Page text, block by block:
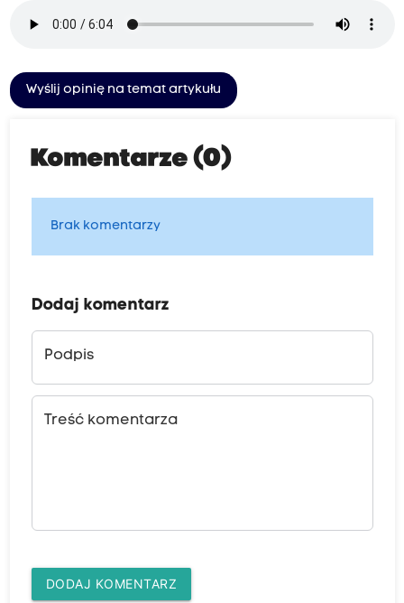
Wyślij opinię na temat artykułu
Komentarze (0)
Brak komentarzy
Dodaj komentarz
Podpis
Treść komentarza
DODAJ KOMENTARZ